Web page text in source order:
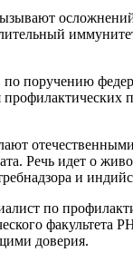
поручению
Речь идет о
и
по
доверия.